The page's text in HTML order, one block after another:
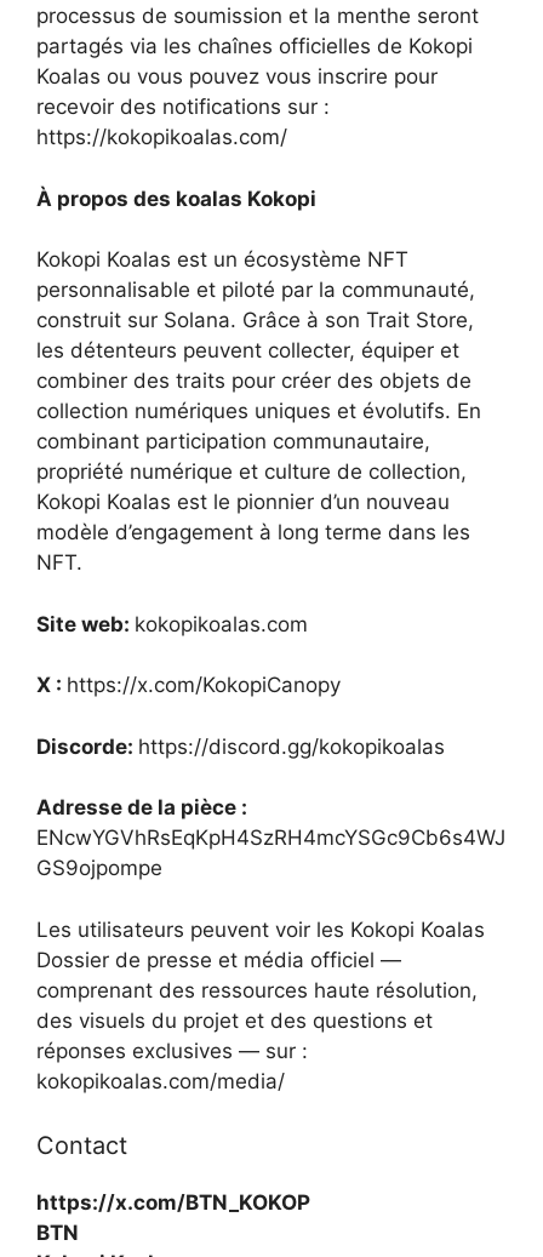
processus de soumission et la menthe seront
partagés via les chaînes officielles de Kokopi
Koalas ou vous pouvez vous inscrire pour
recevoir des notifications sur :
https://kokopikoalas.com/
À propos des koalas Kokopi
Kokopi Koalas est un écosystème NFT
personnalisable et piloté par la communauté,
construit sur Solana. Grâce à son Trait Store,
les détenteurs peuvent collecter, équiper et
combiner des traits pour créer des objets de
collection numériques uniques et évolutifs. En
combinant participation communautaire,
propriété numérique et culture de collection,
Kokopi Koalas est le pionnier d’un nouveau
modèle d’engagement à long terme dans les
NFT.
Site web: kokopikoalas.com
X : https://x.com/KokopiCanopy
Discorde: https://discord.gg/kokopikoalas
Adresse de la pièce :
ENcwYGVhRsEqKpH4SzRH4mcYSGc9Cb6s4WJ
GS9ojpompe
Les utilisateurs peuvent voir les Kokopi Koalas
Dossier de presse et média officiel —
comprenant des ressources haute résolution,
des visuels du projet et des questions et
réponses exclusives — sur :
kokopikoalas.com/media/
Contact
https://x.com/BTN_KOKOP
BTN